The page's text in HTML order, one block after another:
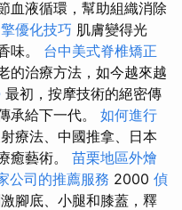
血液循環，幫助組織消除
優化技巧 肌膚變得光
味。 台中美式脊椎矯正
的治療方法，如今越來越
最初，按摩技術的絕密傳
承給下一代。 如何進行
療法、中國推拿、日本
癒藝術。 苗栗地區外燴
公司的推薦服務 2000 偵
腳底、小腿和膝蓋，釋